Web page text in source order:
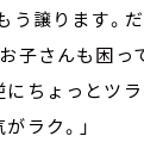
譲ります。だ
子さんも困っ
ちょっとツラ
ラク。」